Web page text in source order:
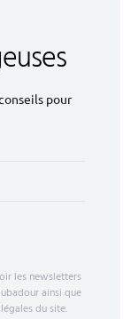
pour
les newsletters
ainsi que
du site.